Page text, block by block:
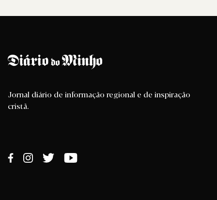
Jornal diário de informação regional e de inspiração
cristã.